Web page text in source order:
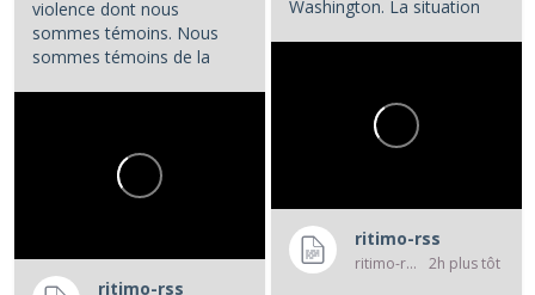
violence dont nous
sommes témoins. Nous
sommes témoins de la
ritimo-rss
Washington. La situation
ritimo-rss
ritimo-rss 2h plus tôt